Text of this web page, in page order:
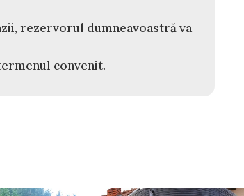
rezervorul dumneavoastră va
convenit.